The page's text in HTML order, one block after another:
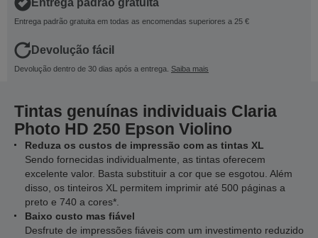
Entrega padrão gratuita em todas as encomendas superiores a 25 €
Devolução fácil
Devolução dentro de 30 dias após a entrega. Saiba mais
Tintas genuínas individuais Claria
Photo HD 250 Epson Violino
Reduza os custos de impressão com as tintas XL
Sendo fornecidas individualmente, as tintas oferecem
excelente valor. Basta substituir a cor que se esgotou. Além
disso, os tinteiros XL permitem imprimir até 500 páginas a
preto e 740 a cores*.
Baixo custo mas fiável
Desfrute de impressões fiáveis com um investimento reduzido